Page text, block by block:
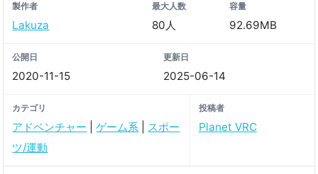
製作者
Lakuza
最大人数
80人
容量
92.69MB
公開日
2020-11-15
更新日
2025-06-14
カテゴリ
アドベンチャー |ゲーム系
スポー
ツ/運動
投稿者
Planet VRC